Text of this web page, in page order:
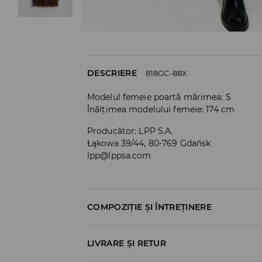
DESCRIERE 818GC-88X
Modelul femeie poartă mărimea: S
Înălțimea modelului femeie: 174 cm
Producător: LPP S.A.
Łąkowa 39/44, 80-769 Gdańsk
lpp@lppsa.com
COMPOZIȚIE ȘI ÎNTREȚINERE
PRIMUL MATERIAL : 95% POLIAMIDĂ, 5%
PRIMA CAPTUSEALA
LIVRARE ȘI RETUR